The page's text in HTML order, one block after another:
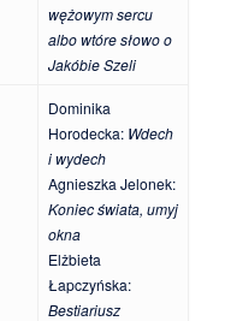
wężowym sercu
albo wtóre słowo o
Jakóbie Szeli
Dominika
Horodecka: Wdech
i wydech
Agnieszka Jelonek:
Koniec świata, umyj
okna
Elżbieta
Łapczyńska:
Bestiariusz